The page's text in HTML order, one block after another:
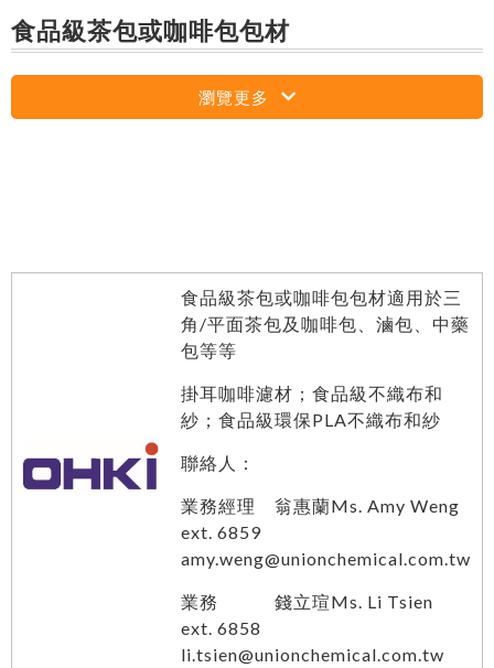
食品級茶包或咖啡包包材
瀏覽更多
食品級茶包或咖啡包包材適用於三
角 /平面茶包及咖啡包、滷包、中藥
包等等
掛耳咖啡濾材；食品級不織布和
紗；食品級環保PLA不織布和紗
聯絡人：
業務經理 翁惠蘭Ms. Amy Weng
ext. 6859
amy.weng@unionchemical.com.tw
業務 錢立瑄Ms. Li Tsien
ext. 6858
li.tsien@unionchemical.com.tw